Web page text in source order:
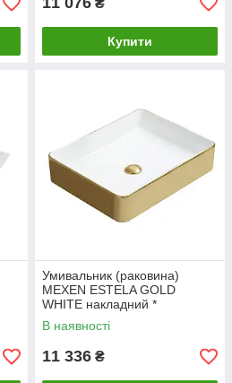
₴
Купити
Умивальник (раковина)
MEXEN ESTELA GOLD
WHITE накладний *
В наявності
11 336 ₴